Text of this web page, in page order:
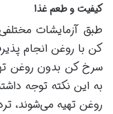
کیفیت و طعم غذا
طبق آزمایشات
کن با روغن انجام
سرخ کن بدون روغن
به این نکته توجه
روغن تهیه می‌شوند،